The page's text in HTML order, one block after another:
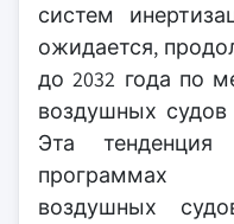
систем
ожидается,
до 2032 года по
воздушных
Эта
программах
воздушных